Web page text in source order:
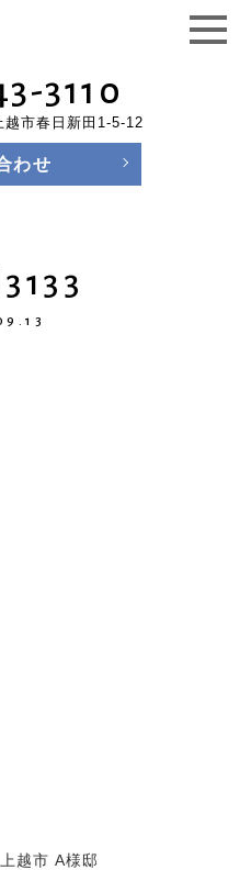
3110
市春日新田1-5-12
わせ
越市 A様邸